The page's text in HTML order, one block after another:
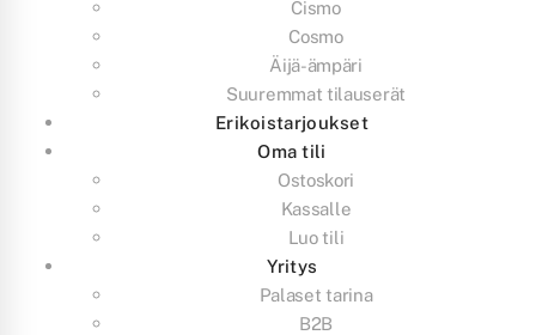
Cismo
Cosmo
Äijä-ämpäri
Suuremmat tilauserät
Erikoistarjoukset
Oma tili
Ostoskori
Kassalle
Luo tili
Yritys
Palaset tarina
B2B